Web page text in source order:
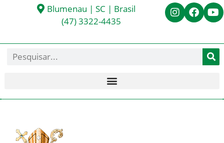
Blumenau | SC | Brasil
(47) 3322-4435